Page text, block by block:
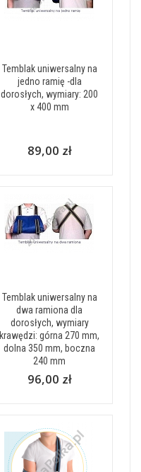
Temblak uniwersalny na
jedno ramię -dla
dorosłych, wymiary: 200
x 400 mm
89,00 zł
Temblak uniwersalny na
dwa ramiona dla
dorosłych, wymiary
krawędzi: górna 270 mm,
dolna 350 mm, boczna
240 mm
96,00 zł